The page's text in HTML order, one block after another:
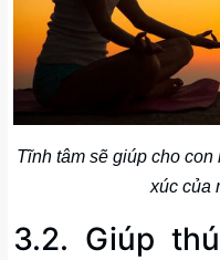
Tĩnh tâm sẽ giúp cho
xúc của
3.2. Giúp